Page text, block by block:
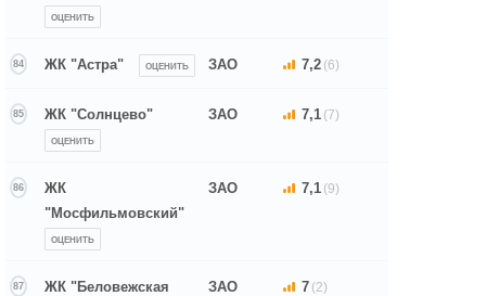
ОЦЕНИТЬ
84 ЖК "Астра" ОЦЕНИТЬ ЗАО 7,2 (6)
85 ЖК "Солнцево"
ОЦЕНИТЬ
ЗАО 7,1 (7)
86
ЖК
"Мосфильмовский"
ОЦЕНИТЬ
ЗАО 7,1 (9)
87
ЖК "Беловежская
ЗАО 7 (2)